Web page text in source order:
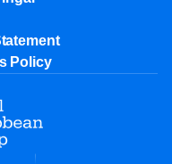
Policy